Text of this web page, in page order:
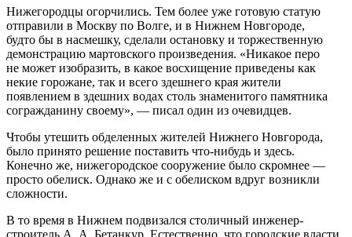
Нижегородцы огорчились. Тем более уже готовую статую
отправили в Москву по Волге, и в Нижнем Новгороде,
будто бы в насмешку, сделали остановку и торжественную
демонстрацию мартовского произведения. «Никакое перо
не может изобразить, в какое восхищение приведены как
некие горожане, так и всего здешнего края жители
появлением в здешних водах столь знаменитого памятника
согражданину своему», — писал один из очевидцев.
Чтобы утешить обделенных жителей Нижнего Новгорода,
было принято решение поставить что-нибудь и здесь.
Конечно же, нижегородское сооружение было скромнее —
просто обелиск. Однако же и с обелиском вдруг возникли
сложности.
В то время в Нижнем подвизался столичный инженер-